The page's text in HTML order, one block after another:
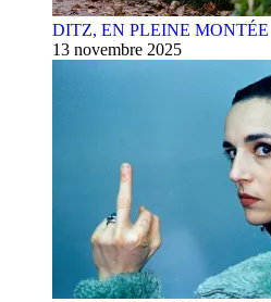
DITZ, EN PLEINE MONTÉE
13 novembre 2025